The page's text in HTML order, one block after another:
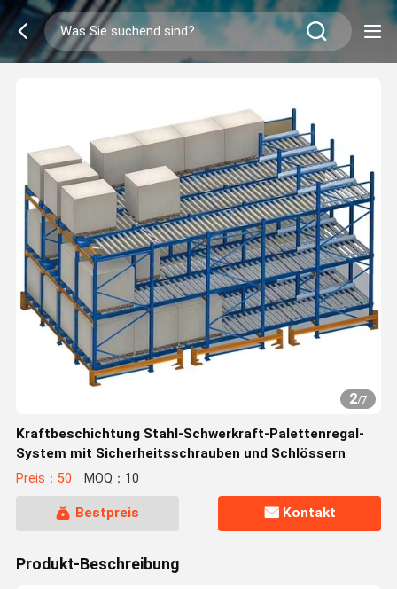
2/7
Kraftbeschichtung Stahl-Schwerkraft-Palettenregal-
System mit Sicherheitsschrauben und Schlössern
Preis：50 MOQ：10
Bestpreis Kontakt
Produkt-Beschreibung